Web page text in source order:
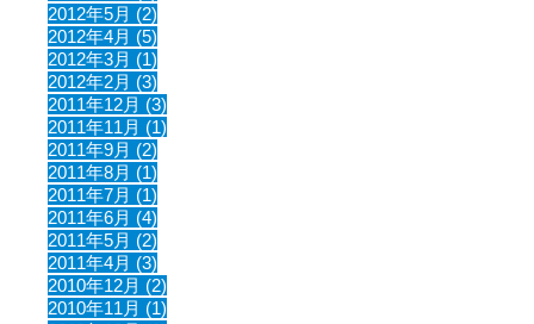
2012年5月 (2)
2012年4月 (5)
2012年3月 (1)
2012年2月 (3)
2011年12月 (3)
2011年11月 (1)
2011年9月 (2)
2011年8月 (1)
2011年7月 (1)
2011年6月 (4)
2011年5月 (2)
2011年4月 (3)
2010年12月 (2)
2010年11月 (1)